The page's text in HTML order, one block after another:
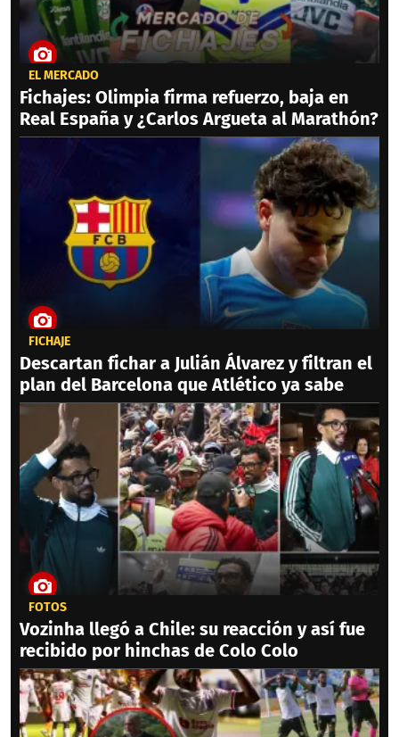
EL MERCADO
Fichajes: Olimpia firma refuerzo, baja en
Real España y ¿Carlos Argueta al Marathón?
FICHAJE
Descartan fichar a Julián Álvarez y filtran el
plan del Barcelona que Atlético ya sabe
FOTOS
Vozinha llegó a Chile: su reacción y así fue
recibido por hinchas de Colo Colo